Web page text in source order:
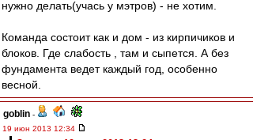
нужно делать(учась у мэтров) - не хотим.
Команда состоит как и дом - из кирпичиков и
блоков. Где слабость , там и сыпется. А без
фундамента ведет каждый год, особенно
весной.
goblin -
19 июн 2013 12:34